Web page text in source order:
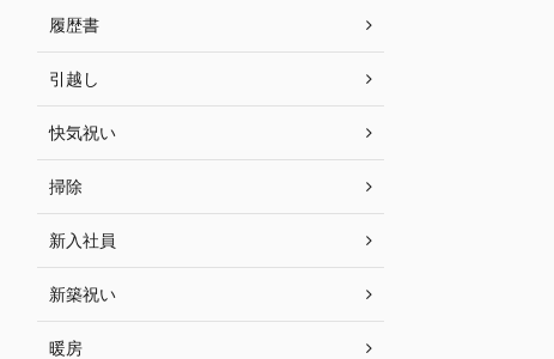
履歴書
引越し
快気祝い
掃除
新入社員
新築祝い
暖房